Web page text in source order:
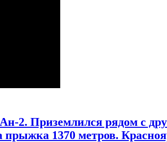
2. Приземлился рядом с
1370 метров.